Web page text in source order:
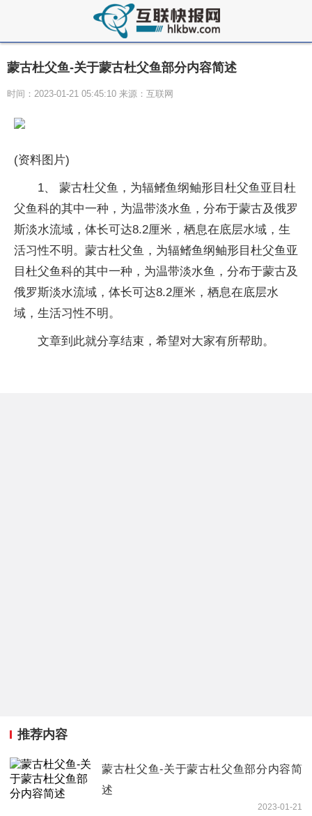
蒙古杜父鱼-关于蒙古杜父鱼部分内容简述
时间：2023-01-21 05:45:10 来源：互联网
(资料图片)
1、 蒙古杜父鱼，为辐鳍鱼纲鲉形目杜父鱼亚目杜
父鱼科的其中一种，为温带淡水鱼，分布于蒙古及俄罗
斯淡水流域，体长可达8.2厘米，栖息在底层水域，生
活习性不明。蒙古杜父鱼，为辐鳍鱼纲鲉形目杜父鱼亚
目杜父鱼科的其中一种，为温带淡水鱼，分布于蒙古及
俄罗斯淡水流域，体长可达8.2厘米，栖息在底层水
域，生活习性不明。
文章到此就分享结束，希望对大家有所帮助。
推荐内容
蒙古杜父鱼-关于蒙古杜父鱼部分内容简
述
2023-01-21